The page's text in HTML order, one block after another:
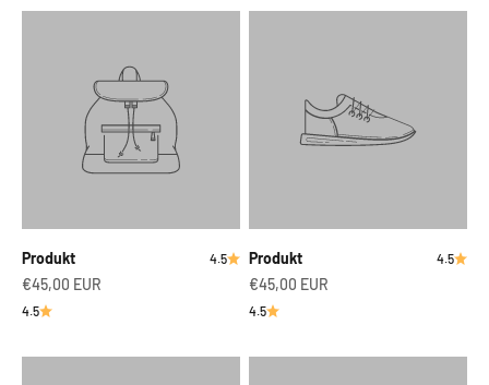
Produkt 4.5
€45,00 EUR
4.5
Produkt 4.5
€45,00 EUR
4.5